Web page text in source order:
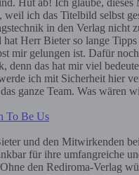
weil ich das Titelbild selbst
in den Verlag nicht
Herr Bieter so lange Tipps
mir gelungen ist. Dafür
denn das hat mir viel
ich mit Sicherheit hier
ganze Team. Was wären
und den Mitwirkenden
für ihre umfangreiche
den Rediroma-Verlag